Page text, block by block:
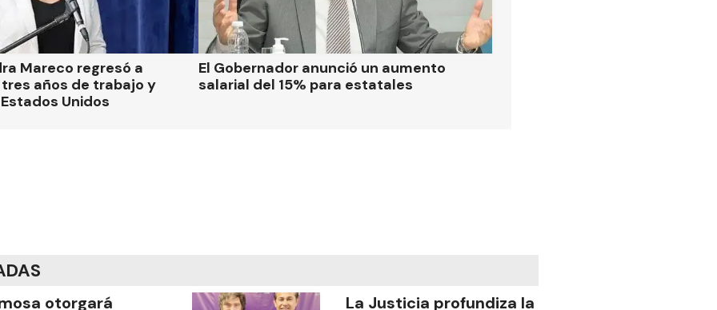
Mareco regresó a
años de trabajo y
Unidos
El Gobernador anunció un aumento
salarial del 15% para estatales
otorgará La Justicia profundiza la